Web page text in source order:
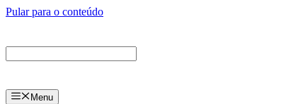
Pular para o conteúdo
Menu